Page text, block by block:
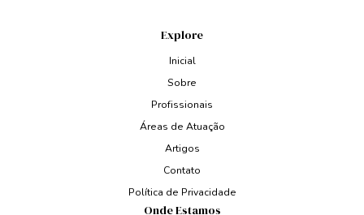
Explore
Inicial
Sobre
Profissionais
Áreas de Atuação
Artigos
Contato
Política de Privacidade
Onde Estamos